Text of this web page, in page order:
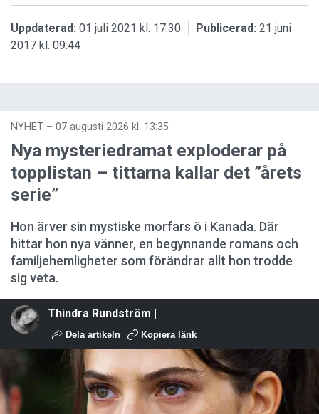
Uppdaterad: 01 juli 2021 kl. 17:30 Publicerad: 21 juni
2017 kl. 09:44
NYHET – 07 augusti 2026 kl. 13:35
Nya mysteriedramat exploderar på
topplistan – tittarna kallar det ”årets
serie”
Hon ärver sin mystiske morfars ö i Kanada. Där
hittar hon nya vänner, en begynnande romans och
familjehemligheter som förändrar allt hon trodde
sig veta.
Thindra Rundström |
Dela artikeln Kopiera länk